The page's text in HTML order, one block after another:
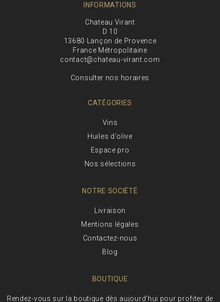
INFORMATIONS
Chateau Virant
D 10
13680 Lançon de Provence
France Métropolitaine
contact@chateau-virant.com
Consulter nos horaires
CATÉGORIES
Vins
Huiles d'olive
Espace pro
Nos sélections
NOTRE SOCIÉTÉ
Livraison
Mentions légales
Contactez-nous
Blog
BOUTIQUE
Rendez-vous sur la boutique dès aujourd'hui pour profiter de